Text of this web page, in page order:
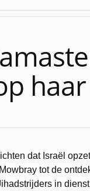
dat Israël
tot de
in